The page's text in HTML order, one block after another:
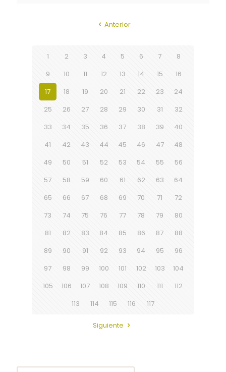
Anterior
1 2 3 4 5 6 7
8
9
10 11 12 13 14 15
16
17
18 19 20 21 22 23
24
25
26 27 28 29 30 31
32
33
34 35 36 37 38 39
40
41
42 43 44 45 46 47
48
49
50 51 52 53 54 55
56
57
58 59 60 61 62 63
64
65
66 67 68 69 70 71
72
73
74 75 76 77 78 79
80
81
82 83 84 85 86 87
88
89
90 91 92 93 94 95
96
97
98 99 100 101 102 103
104
105
106 107 108 109 110 111
112
113
114 115 116 117
Siguiente